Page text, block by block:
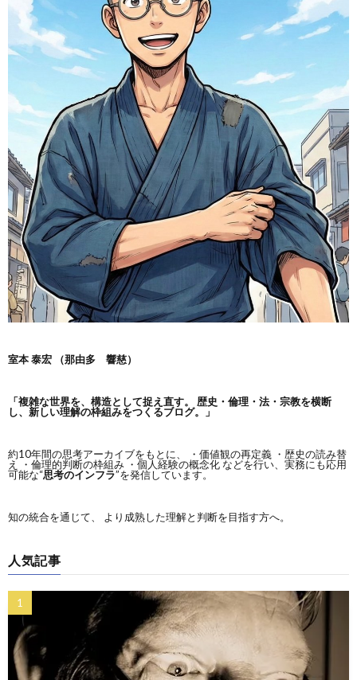
室本 泰宏 （那由多 響慈）
「複雑な世界を、構造として捉え直す。
歴史・倫理・法・宗教を横断
し、新しい理解の枠組みをつくるブログ。」
約10年間の思考アーカイブをもとに、 ・価値観の再定義 ・歴史の読み替
え ・倫理的判断の枠組み ・個人経験の概念化 などを行い、実務にも応用
可能な“思考のインフラ”を発信しています。
知の統合を通じて、 より成熟した理解と判断を目指す方へ。
人気記事